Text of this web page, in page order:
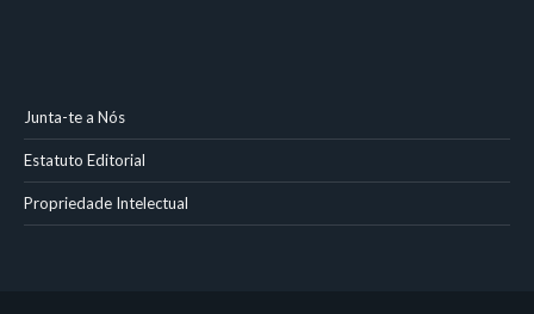
Junta-te a Nós
Estatuto Editorial
Propriedade Intelectual